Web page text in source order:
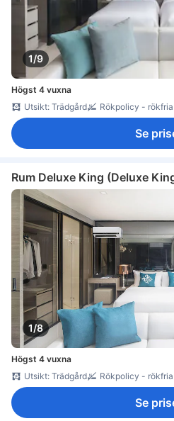
1/9
Högst 4 vuxna
Utsikt: Trädgård
Rökpolicy -
Se
Rum Deluxe King (Deluxe
1/8
Högst 4 vuxna
Utsikt: Trädgård
Rökpolicy -
Se